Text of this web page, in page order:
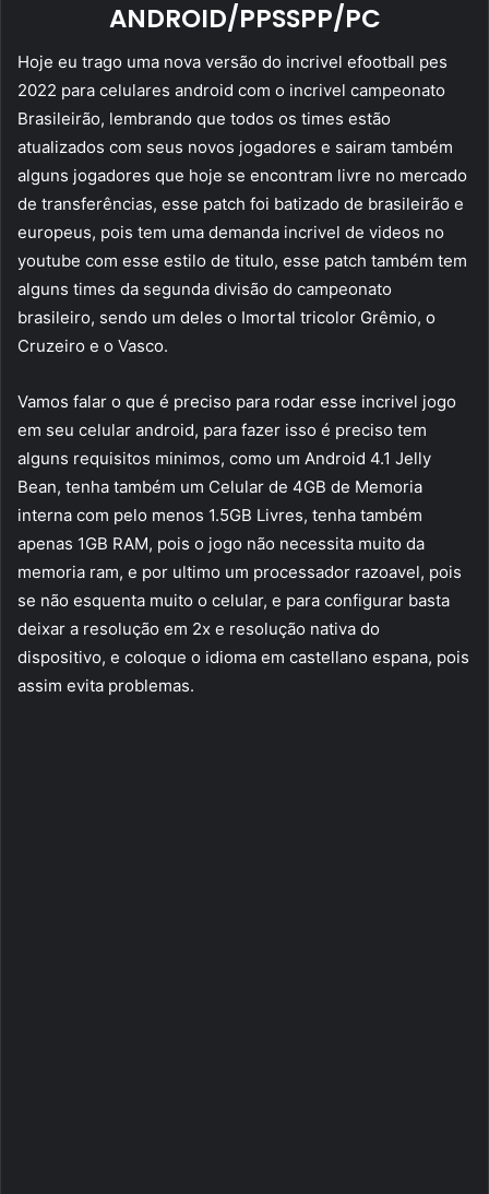
ANDROID/PPSSPP/PC
Hoje eu trago uma nova versão do incrivel efootball pes
2022 para celulares android com o incrivel campeonato
Brasileirão, lembrando que todos os times estão
atualizados com seus novos jogadores e sairam também
alguns jogadores que hoje se encontram livre no mercado
de transferências, esse patch foi batizado de brasileirão e
europeus, pois tem uma demanda incrivel de videos no
youtube com esse estilo de titulo, esse patch também tem
alguns times da segunda divisão do campeonato
brasileiro, sendo um deles o Imortal tricolor Grêmio, o
Cruzeiro e o Vasco.
Vamos falar o que é preciso para rodar esse incrivel jogo
em seu celular android, para fazer isso é preciso tem
alguns requisitos minimos, como um Android 4.1 Jelly
Bean, tenha também um Celular de 4GB de Memoria
interna com pelo menos 1.5GB Livres, tenha também
apenas 1GB RAM, pois o jogo não necessita muito da
memoria ram, e por ultimo um processador razoavel, pois
se não esquenta muito o celular, e para configurar basta
deixar a resolução em 2x e resolução nativa do
dispositivo, e coloque o idioma em castellano espana, pois
assim evita problemas.